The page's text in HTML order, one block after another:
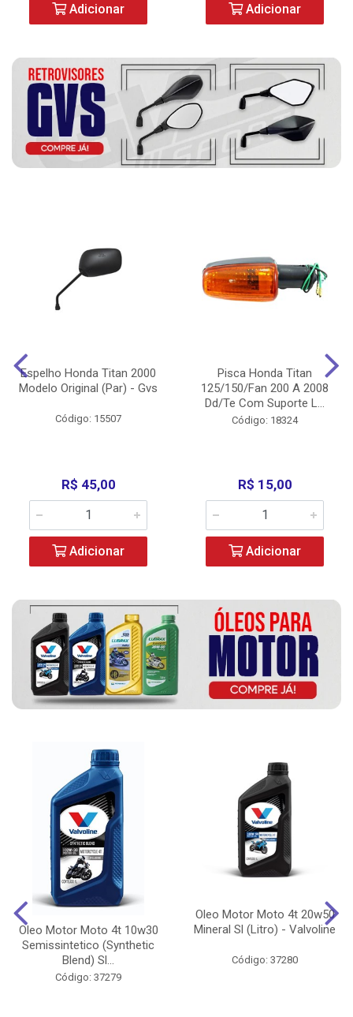
Adicionar Adicionar
Espelho Honda Titan 2000
Modelo Original (Par) - Gvs
Código: 15507
R$ 45,00
Adicionar
Pisca Honda Titan
125/150/Fan 200 A 2008
Dd/Te Com Suporte L...
Código: 18324
R$ 15,00
Adicionar
Oleo Motor Moto 4t 10w30
Semissintetico (Synthetic
Blend) Sl...
Código: 37279
Oleo Motor Moto 4t 20w50
Mineral Sl (Litro) - Valvoline
Código: 37280